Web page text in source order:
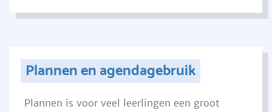
Plannen en agendagebruik
Plannen is voor veel leerlingen een groot